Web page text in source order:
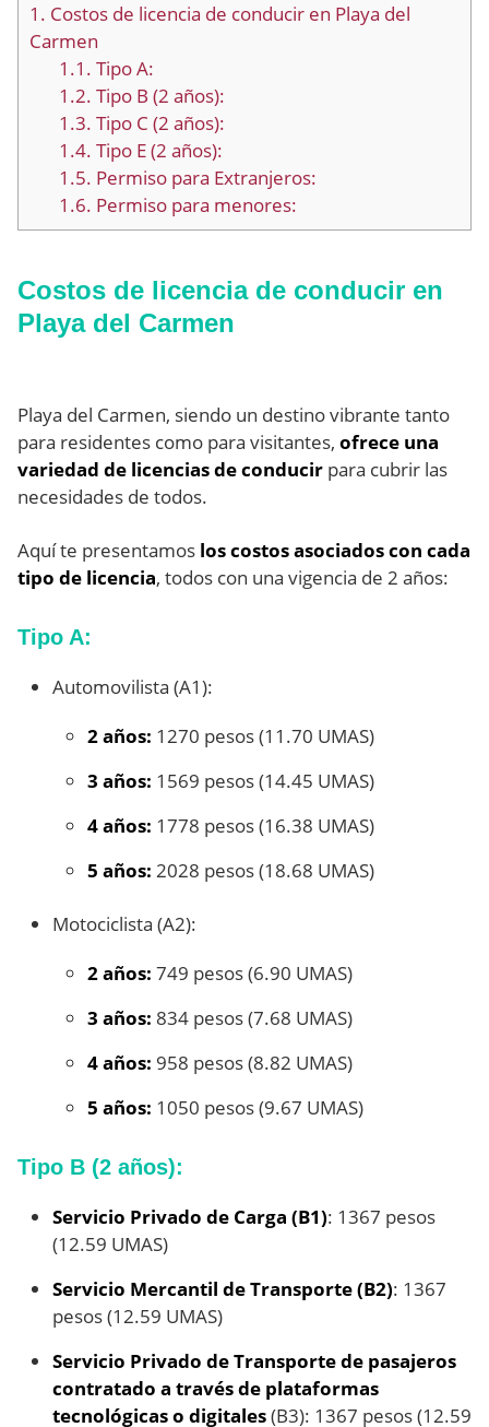
1. Costos de licencia de conducir en Playa del
Carmen
1.1. Tipo A:
1.2. Tipo B (2 años):
1.3. Tipo C (2 años):
1.4. Tipo E (2 años):
1.5. Permiso para Extranjeros:
1.6. Permiso para menores:
Costos de licencia de conducir en
Playa del Carmen
Playa del Carmen, siendo un destino vibrante tanto
para residentes como para visitantes, ofrece una
variedad de licencias de conducir para cubrir las
necesidades de todos.
Aquí te presentamos los costos asociados con cada
tipo de licencia, todos con una vigencia de 2 años:
Tipo A:
Automovilista (A1):
2 años: 1270 pesos (11.70 UMAS)
3 años: 1569 pesos (14.45 UMAS)
4 años: 1778 pesos (16.38 UMAS)
5 años: 2028 pesos (18.68 UMAS)
Motociclista (A2):
2 años: 749 pesos (6.90 UMAS)
3 años: 834 pesos (7.68 UMAS)
4 años: 958 pesos (8.82 UMAS)
5 años: 1050 pesos (9.67 UMAS)
Tipo B (2 años):
Servicio Privado de Carga (B1): 1367 pesos
(12.59 UMAS)
Servicio Mercantil de Transporte (B2): 1367
pesos (12.59 UMAS)
Servicio Privado de Transporte de pasajeros
contratado a través de plataformas
tecnológicas o digitales(B3): 1367 pesos (12.59